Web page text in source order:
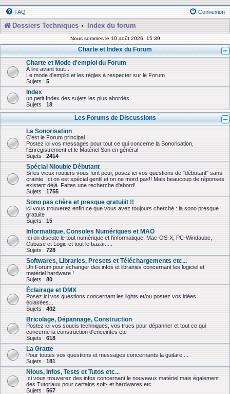
FAQ Connexion
Dossiers Techniques Index du forum
Nous sommes le 10 août 2026, 15:39
Charte et Index du Forum
Charte et Mode d'emploi du Forum
À lire avant tout...
Le mode d'emploi et les règles à respecter sur le Forum
Sujets : 5
Index
un petit Index des sujets les plus abordés
Sujets : 18
Les Forums de Discussions
La Sonorisation
C'est le Forum principal !
Postez ici vos messages pour tout ce qui concerne la Sonorisation,
l'Enregistrement et le Matériel Son en général
Sujets : 2414
Spécial Nioubie Débutant
Si les vieux routiers vous font peur, posez ici vos questions de "débutant" sans
crainte. Ici on est spécial gentil et on ne mord pas!! Mais beaucoup de réponses
existent déjà. Faites une recherche d'abord!
Sujets : 1755
Sono pas chère et presque gratuiiit !!
ici vous trouverez enfin ce que vous avez toujours cherché : la sono presque
gratuite
Sujets : 15
Informatique, Consoles Numériques et MAO
Ici on discute le tout numérique et l'informatique, Mac-OS-X, PC-Windaube,
Cubase et Logic et tout le bazar.....
Sujets : 728
Softwares, Libraries, Presets et Téléchargements etc...
Un Forum pour échanger des infos et librairies concernant les logiciel et
matériel hardware !
Sujets : 80
Éclairage et DMX
Posez ici vos questions concernant les lights et/ou postez vos idées
éclairées...
Sujets : 402
Bricolage, Dépannage, Construction
Postez ici vos soucis techniques, vos trucs pour dépanner et tout ce qui
concerne la construction d'enceintes etc
Sujets : 618
La Gratte
Pour toutes vos questions et messages concernants la guitare....
Sujets : 181
Nious, Infos, Tests et Tutos etc...
Ici vous trouverez des infos concernant le nouveaux matériel mais également
des Tutoriaux pour certains soft- et hardwares etc
Sujets : 567